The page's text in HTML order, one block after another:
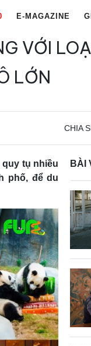
E-MAGAZINE
VỚI
LỚN
CHIA
tụ nhiều
phố, để du
BÀI